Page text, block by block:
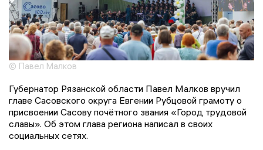
© Павел Малков
Губернатор Рязанской области Павел Малков вручил
главе Сасовского округа Евгении Рубцовой грамоту о
присвоении Сасову почётного звания «Город трудовой
славы». Об этом глава региона написал в своих
социальных сетях.